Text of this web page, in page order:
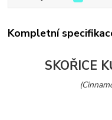
Kompletní
SKOŘICE